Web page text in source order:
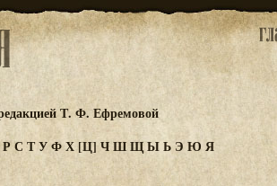
Т. Ф. Ефремовой
РС ТУФХ [Ц] ЧШЩЫЬ Э Ю Я